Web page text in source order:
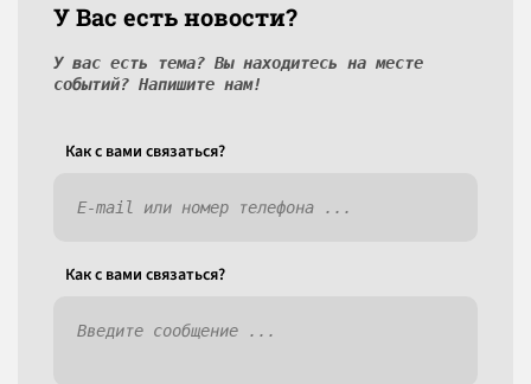
У Вас есть новости?
У вас есть тема? Вы находитесь на месте
событий? Напишите нам!
Как c вами связаться?
Как c вами связаться?